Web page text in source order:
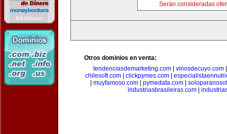
Serán consideradas
Otros dominios en venta:
tendenciasdemarketing.com| vinosdecuyo.com
chilesoft.com
clickpymes.com
muyfamoso.com pymedata.com
industriasbrasileiras.com